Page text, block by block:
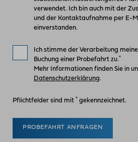
verwendet. Ich bin auch mit der
und der Kontaktaufnahme per E-
einverstanden.
Ich stimme der Verarbeitung
Buchung einer Probefahrt zu.*
Mehr Informationen finden Sie in
Datenschutzerklärung.
Pflichtfelder sind mit * gekennzeichnet.